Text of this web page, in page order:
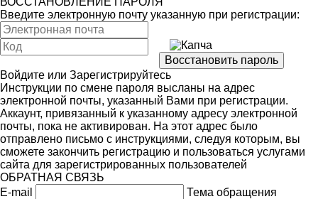
Введите электронную почту указанную при регистрации:
Войдите или Зарегистрируйтесь
Инструкции по смене пароля высланы на адрес
электронной почты, указанный Вами при регистрации.
Аккаунт, привязанный к указанному адресу электронной
почты, пока не активирован. На этот адрес было
отправлено письмо с инструкциями, следуя которым, вы
сможете закончить регистрацию и пользоваться услугами
сайта для зарегистрированных пользователей
ОБРАТНАЯ СВЯЗЬ
E-mail
Тема обращения